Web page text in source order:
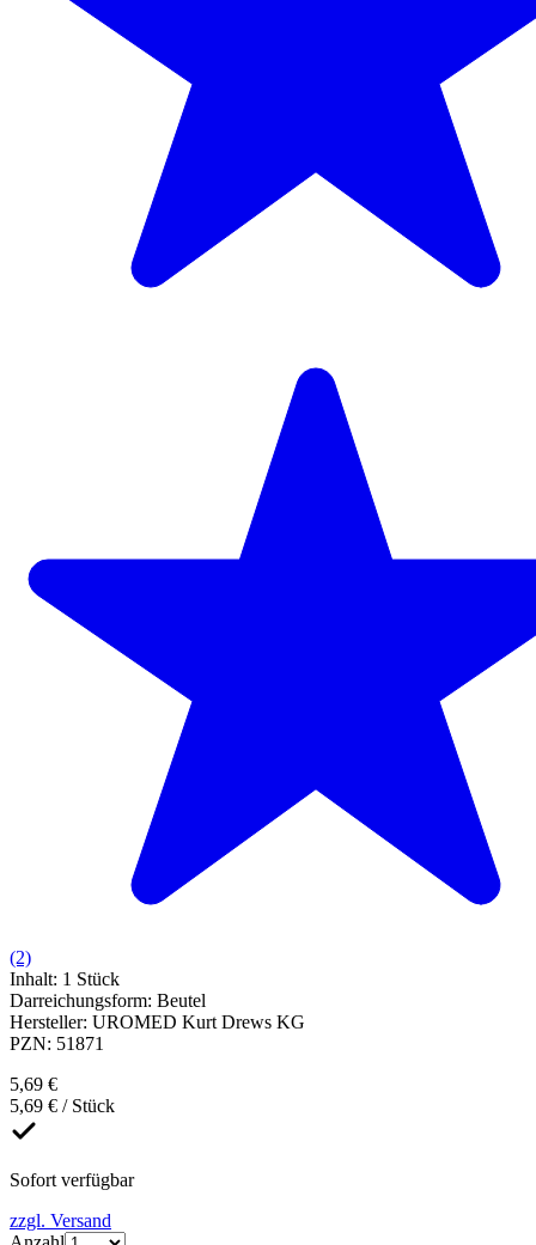
(2)
Inhalt: 1 Stück
Darreichungsform: Beutel
Hersteller: UROMED Kurt Drews KG
PZN: 51871
5,69 €
5,69 € / Stück
Sofort verfügbar
zzgl. Versand